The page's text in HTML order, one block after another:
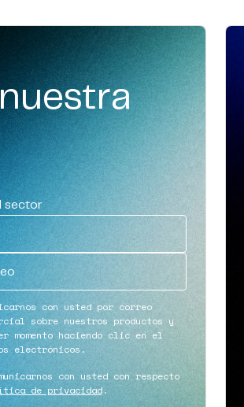
sector
con usted por correo
sobre nuestros productos y
momento haciendo clic en el
electrónicos.
con usted con respecto
de privacidad.